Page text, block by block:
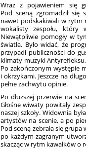
Wraz z pojawieniem się
Pod sceną zgromadził się
nawet podskakiwali w rytm
wokalisty zespołu, który
Niewątpliwie pomogły w
światła. Było widać, że
przypadł publiczności do
klimaty muzyki
Po zakończonym występie
i okrzykami. Jeszcze na
pełne zachwytu opinie.
Po dłuższej przerwie na
Głośne wiwaty powitały
naszej szkoły. Widownia
artystów na scenie, a po
Pod sceną zebrała się
po każdym zagranym
skacząc w rytm kawałków o